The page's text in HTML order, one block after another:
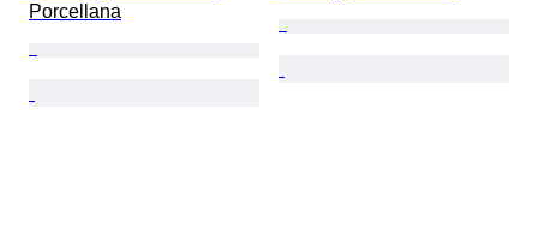
Porcellana